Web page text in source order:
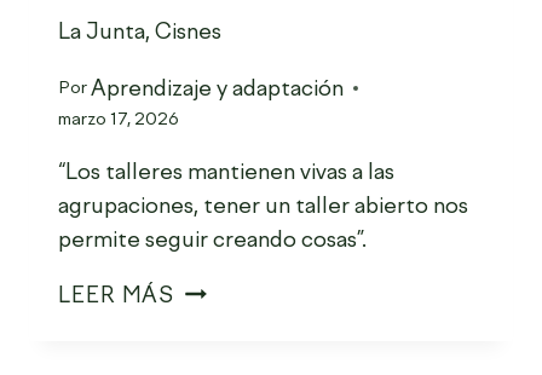
La Junta, Cisnes
PorAprendizaje y adaptación
marzo 17, 2026
“Los talleres mantienen vivas a las
agrupaciones, tener un taller abierto nos
permite seguir creando cosas”.
LEER MÁS